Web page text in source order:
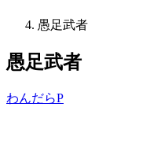
愚足武者
愚足武者
わんだらP